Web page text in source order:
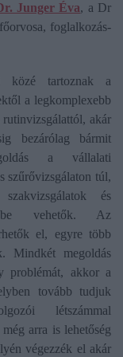
Junger Éva, a Dr
foglalkozás-
közé tartoznak a
a legkomplexebb
akár
bezárólag bármit
a vállalati
szűrővizsgálaton túl,
és
vehetők. Az
el, egyre több
Mindkét megoldás
problémát, akkor a
tovább tudjuk
létszámmal
arra is lehetőség
végezzék el akár